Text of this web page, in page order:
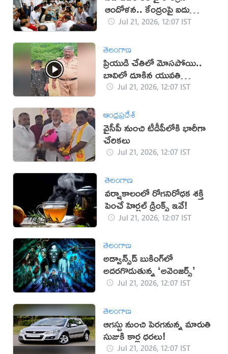
ఆందోళన.. కేంద్రంపై ఐదు
డిమాండ్లు
Jul 21, 2026, 12:07 IST
తెలంగాణ
ప్రియుడి చేతిలో మోసపోయి..
బావిలో దూకిన యువతి
(వీడియో)
Jul 21, 2026, 12:07 IST
ఆంధ్రప్రదేశ్
వైసీపీ నుంచి టీడీపీలోకి భారీగా
చేరికలు
Jul 21, 2026, 12:07 IST
తెలంగాణ
వర్షాకాలంలో రోగనిరోధక శక్తి
పెంచే హెర్బల్ డ్రింక్స్ ఇవే!
Jul 21, 2026, 12:07 IST
తెలంగాణ
అడ్వాన్స్‌డ్‌ బుకింగ్‌లో
అదరగొడుతున్న ‘అవెంజర్స్‌’
Jul 21, 2026, 12:07 IST
తెలంగాణ
ఆగస్టు నుంచి పెరగనున్న మారుతి
సుజుకి కార్ల ధరలు!
Jul 21, 2026, 12:07 IST